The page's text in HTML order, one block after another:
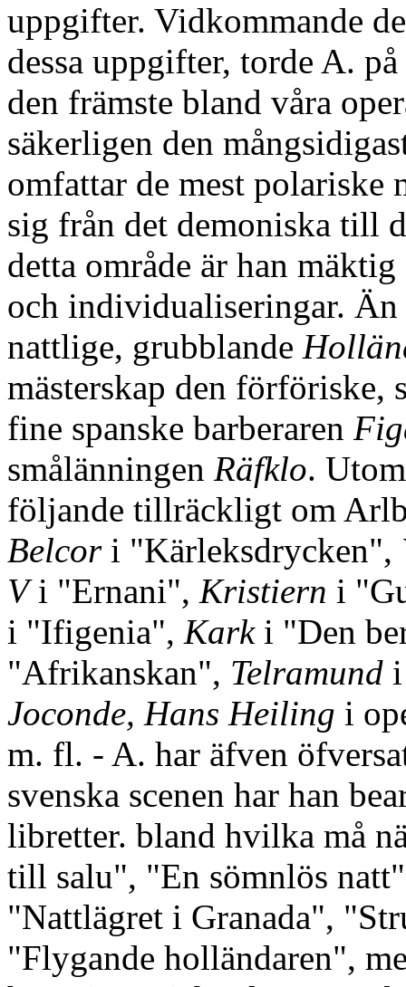
uppgifter. Vidkommande
dessa uppgifter, torde A.
den främste bland våra
säkerligen den
omfattar de mest polariske
sig från det demoniska till
detta område är han
och individualiseringar. Än
nattlige, grubblande
mästerskap den förföriske,
fine spanske barberaren
smålänningen Räfklo.
följande tillräckligt om
Belcori "Kärleksdrycken",
Vi "Ernani", Kristiern i
i "Ifigenia", Karki "Den
"Afrikanskan", Telramund
Joconde, Hans Heiling i
m. fl. - A. har äfven
svenska scenen har han
libretter. bland hvilka må
till salu", "En sömnlös
"Nattlägret i Granada",
"Flygande holländaren",